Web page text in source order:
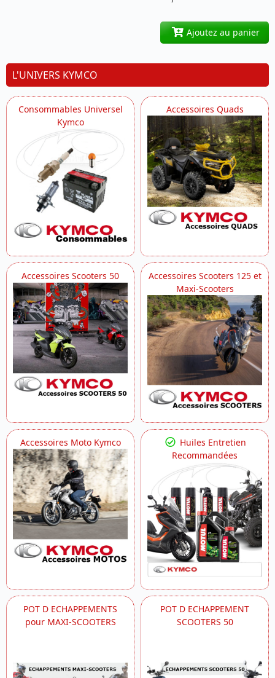
Ajoutez au panier
L'UNIVERS KYMCO
Consommables Universel
Kymco
Accessoires Quads
Accessoires Scooters 50
Accessoires Scooters 125 et
Maxi-Scooters
Accessoires Moto Kymco
Huiles Entretien
Recommandées
POT D ECHAPPEMENTS
pour MAXI-SCOOTERS
POT D ECHAPPEMENT
SCOOTERS 50